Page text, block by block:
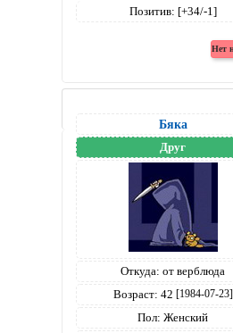
Позитив: [+34/-1]
Бяка
Друг
Откуда: от верблюда
Возраст: 42 [1984-07-23]
Пол: Женский